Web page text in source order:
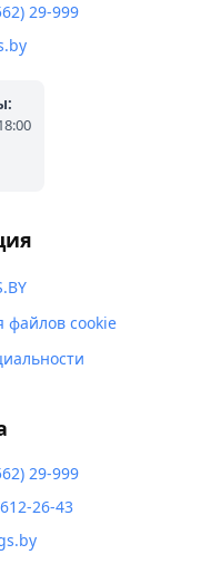
29-999
файлов cookie
29-999
26-43